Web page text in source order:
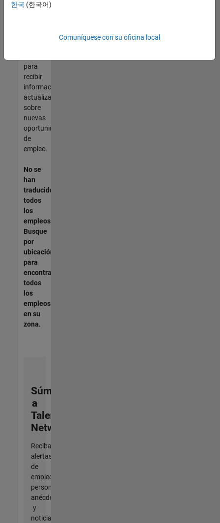
cualificaciones,
para
recibir
información
actualizada
sobre
nuevas
oportunidades
de
empleo.
No se
han
traducido
todos
los
empleos.
Busque
por
ubicación
para
encontrar
todos
los
empleos
en su
zona.
Súmese
a
Talent
Network
Reciba
alertas
de
empleo
personalizadas,
anécdotas
y
noticias
한국 (한국어)
Comuníquese con su oficina local